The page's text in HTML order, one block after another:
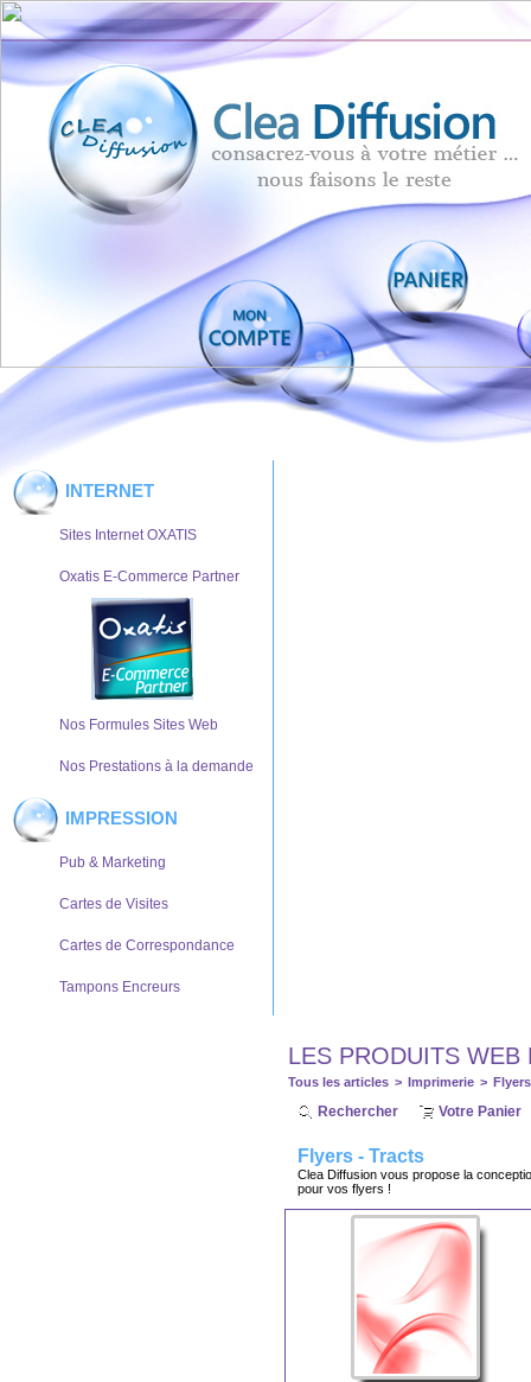
INTERNET
Sites Internet OXATIS
Oxatis E-Commerce Partner
Nos Formules Sites Web
Nos Prestations à la demande
IMPRESSION
Pub & Marketing
Cartes de Visites
Cartes de Correspondance
Tampons Encreurs
LES PRODUITS
Tous les articles > Imprimerie >
Rechercher Votre Panier
Flyers - Tracts
Clea Diffusion vous propose la
pour vos flyers !